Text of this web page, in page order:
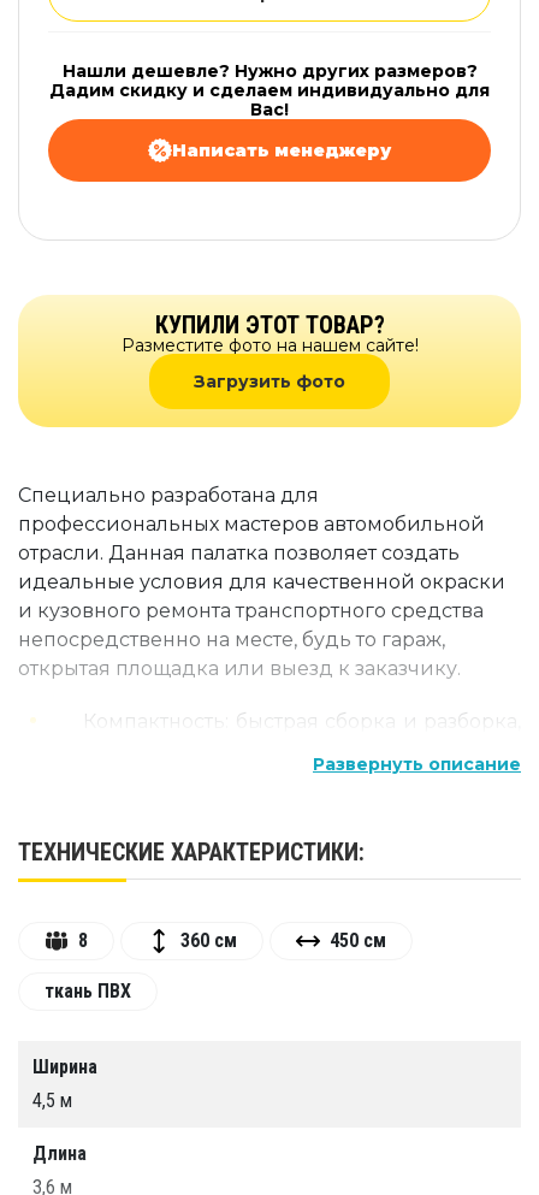
Нашли дешевле? Нужно других размеров?
Дадим скидку и сделаем индивидуально для
Вас!
Написать менеджеру
КУПИЛИ ЭТОТ ТОВАР?
Разместите фото на нашем сайте!
Загрузить фото
Специально разработана для
профессиональных мастеров автомобильной
отрасли. Данная палатка позволяет создать
идеальные условия для качественной окраски
и кузовного ремонта транспортного средства
непосредственно на месте, будь то гараж,
открытая площадка или выезд к заказчику.
Компактность: быстрая сборка и разборка,
небольшим размерам в сложенном
Защита от пыли и грязи: гарантирует
чистое рабочее пространство, предотвращая
окрашиваемую поверхность.
Высокая эффективность: поддерживает
покрытия и ускоренного высыхания.
материала ПВХ, устойчивого к механическим
воздействиям и химическим веществам.
Развернуть описание
ТЕХНИЧЕСКИЕ ХАРАКТЕРИСТИКИ:
8 360 см 450 см
ткань ПВХ
Ширина
4,5 м
Длина
3,6 м